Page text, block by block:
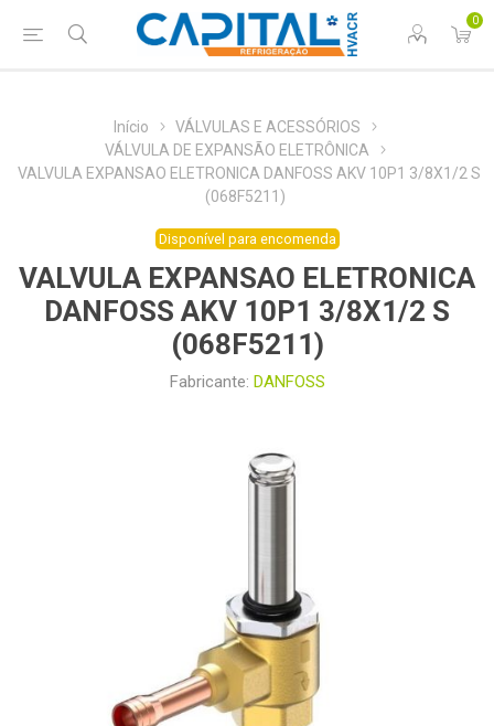
0
Início
VÁLVULAS E ACESSÓRIOS
VÁLVULA DE EXPANSÃO ELETRÔNICA
VALVULA EXPANSAO ELETRONICA DANFOSS AKV 10P1 3/8X1/2 S
(068F5211)
Disponível para encomenda
VALVULA EXPANSAO ELETRONICA
DANFOSS AKV 10P1 3/8X1/2 S
(068F5211)
Fabricante: DANFOSS